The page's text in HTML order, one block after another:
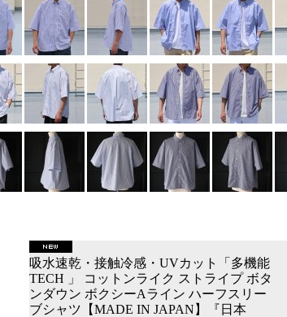
吸水速乾・接触冷感・UVカット「多機能
TECH 」 コットンライク ストライプ ボタ
ンダウン ボクシーAライン ハーフスリー
ブシャツ【MADE IN JAPAN】『日本